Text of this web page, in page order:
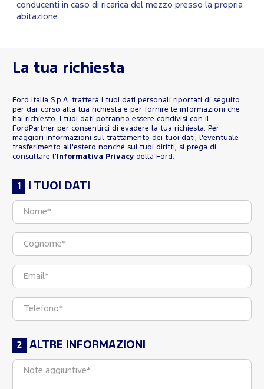
conducenti in caso di ricarica del mezzo presso la propria
abitazione.
La tua richiesta
Ford Italia S.p.A. tratterà i tuoi dati personali riportati di seguito
per dar corso alla tua richiesta e per fornire le informazioni che
hai richiesto. I tuoi dati potranno essere condivisi con il
FordPartner per consentirci di evadere la tua richiesta. Per
maggiori informazioni sul trattamento dei tuoi dati, l'eventuale
trasferimento all'estero nonché sui tuoi diritti, si prega di
consultare l' Informativa Privacy della Ford.
I TUOI DATI
ALTRE INFORMAZIONI